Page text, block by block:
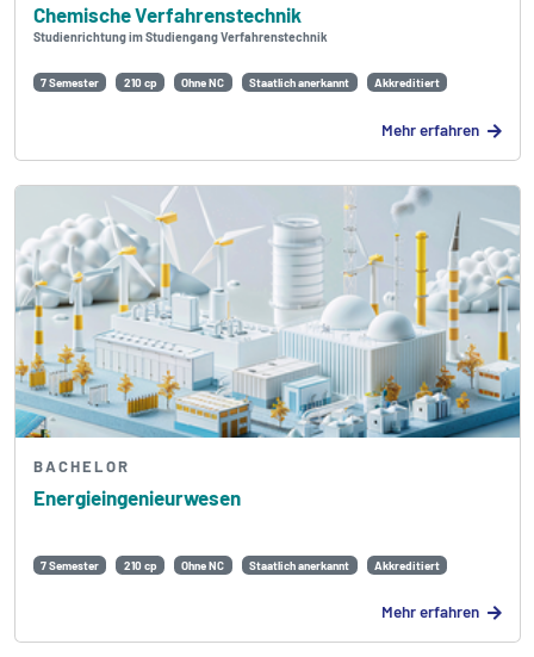
Chemische Verfahrens­technik
Studienrichtung im Studiengang Verfahrenstechnik
7 Semester 210 cp Ohne NC Staatlich anerkannt Akkreditiert
Mehr erfahren
Energie­ingenieurwesen
BACHELOR
7 Semester 210 cp Ohne NC Staatlich anerkannt Akkreditiert
Mehr erfahren